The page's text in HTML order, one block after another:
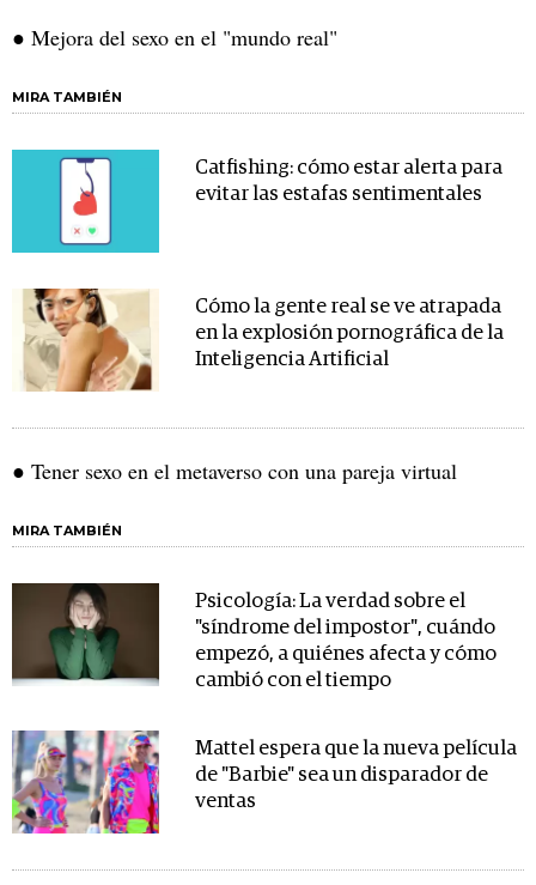
● Mejora del sexo en el "mundo real"
MIRA TAMBIÉN
Catfishing: cómo estar alerta para
evitar las estafas sentimentales
Cómo la gente real se ve atrapada
en la explosión pornográfica de la
Inteligencia Artificial
● Tener sexo en el metaverso con una pareja virtual
MIRA TAMBIÉN
Psicología: La verdad sobre el
"síndrome del impostor", cuándo
empezó, a quiénes afecta y cómo
cambió con el tiempo
Mattel espera que la nueva película
de "Barbie" sea un disparador de
ventas